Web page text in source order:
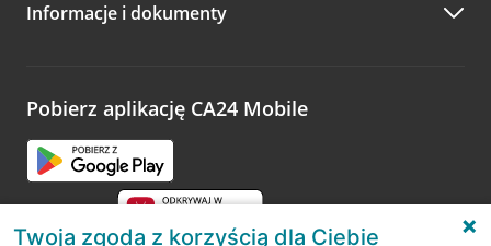
Informacje i dokumenty
Pobierz aplikację CA24 Mobile
Twoja zgoda z korzyścią dla Ciebie